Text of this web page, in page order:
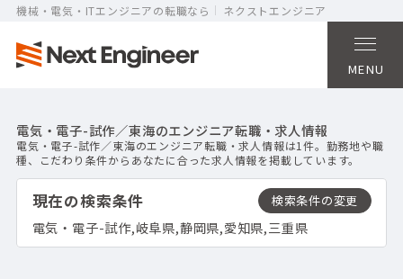
機械・電気・ITエンジニアの転職なら ネクストエンジニア
MENU
電気・電子-試作／東海のエンジニア転職・求人情報
電気・電子-試作／東海のエンジニア転職・求人情報は1件。勤務地や職
種、こだわり条件からあなたに合った求人情報を掲載しています。
現在の検索条件
電気・電子-試作,岐阜県,静岡県,愛知県,三重県